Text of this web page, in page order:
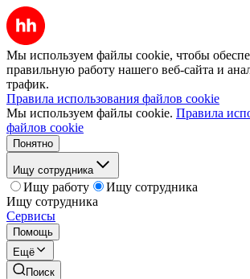
Мы используем файлы cookie, чтобы
правильную работу нашего веб-сайта и
трафик.
Правила использования файлов cookie
Мы используем файлы cookie. Правила
файлов cookie
Понятно
Ищу сотрудника
Ищу работу
Ищу сотрудника
Ищу сотрудника
Сервисы
Помощь
Ещё
Поиск